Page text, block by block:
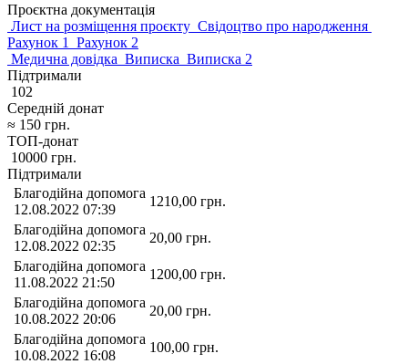
Проєктна документація
Лист на розміщення проєкту Свідоцтво про народження
Рахунок 1
Рахунок 2
Медична довідка Виписка Виписка 2
Підтримали
102
Середній донат
≈ 150 грн.
ТОП-донат
10000 грн.
Підтримали
Благодійна допомога
12.08.2022 07:39
1210,00 грн.
Благодійна допомога
12.08.2022 02:35
20,00 грн.
Благодійна допомога
11.08.2022 21:50
1200,00 грн.
Благодійна допомога
10.08.2022 20:06
20,00 грн.
Благодійна допомога
10.08.2022 16:08
100,00 грн.